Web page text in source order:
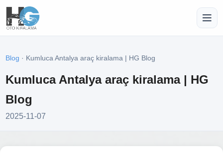
Blog · Kumluca Antalya araç kiralama | HG Blog
Kumluca Antalya araç kiralama | HG
Blog
2025-11-07